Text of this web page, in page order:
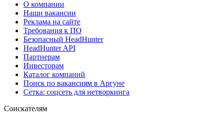
О компании
Наши вакансии
Реклама на сайте
Требования к ПО
Безопасный HeadHunter
HeadHunter API
Партнерам
Инвесторам
Каталог компаний
Поиск по вакансиям в Аргуне
Сетка: соцсеть для нетворкинга
Соискателям